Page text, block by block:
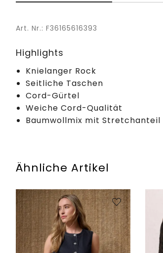
Art. Nr.: F36165616393
Highlights
Knielanger Rock
Seitliche Taschen
Cord-Gürtel
Weiche Cord-Qualität
Baumwollmix mit Stretchanteil
Ähnliche Artikel